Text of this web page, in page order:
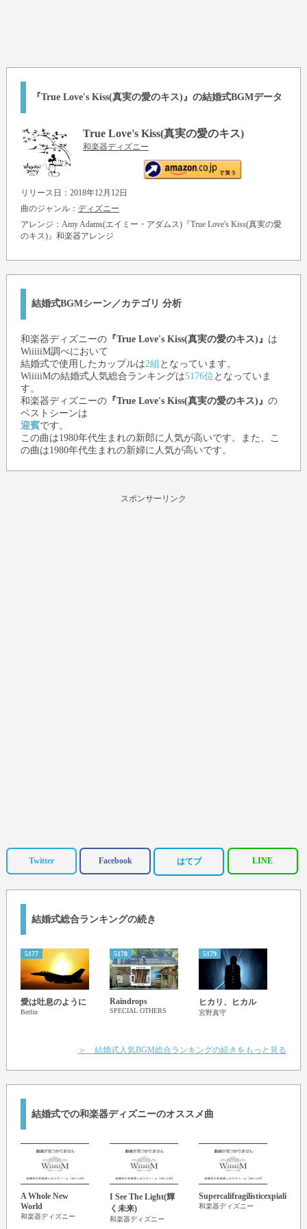
『True Love's Kiss(真実の愛のキス)』の結婚式BGMデータ
True Love's Kiss(真実の愛のキス)
和楽器ディズニー
リリース日：2018年12月12日
曲のジャンル： ディズニー
アレンジ： Amy Adams(エイミー・アダムス)『True Love's Kiss(真実の愛
のキス)』 和楽器アレンジ
結婚式BGMシーン／カテゴリ 分析
和楽器ディズニーの『True Love's Kiss(真実の愛のキス)』 は
WiiiiiM調べにおいて
結婚式で使用したカップルは2組 となっています。
WiiiiiMの結婚式人気総合ランキングは5176位 となっていま
す。
和楽器ディズニーの『True Love's Kiss(真実の愛のキス)』 の
ベストシーンは
迎賓です。
この曲は1980年代生まれの新郎に人気が高いです。また、こ
の曲は1980年代生まれの新婦に人気が高いです。
スポンサーリンク
Twitter Facebook はてブ LINE
結婚式総合ランキングの続き
5177
愛は吐息のように
Berlin
5178
Raindrops
SPECIAL OTHERS
5179
ヒカリ、ヒカル
宮野真守
＞ 結婚式人気BGM総合ランキングの続きをもっと見る
結婚式での和楽器ディズニーのオススメ曲
A Whole New
World
和楽器ディズニー
I See The Light(輝
く未来)
和楽器ディズニー
和楽器ディズニー